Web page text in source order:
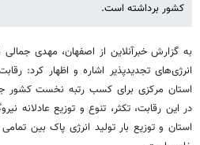
کشور برداشته است.
به گزارش خبرآنلاین از اصفهان، مهدی جمالی
انرژی‌های تجدیدپذیر اشاره و اظهار کرد:
استان مرکزی برای کسب رتبه نخست کشور
در این رقابت، تکثر، تنوع و توزیع عادلانه